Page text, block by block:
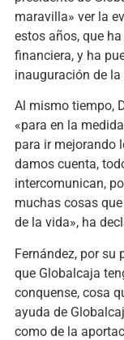
maravilla» ver la
estos años, que
financiera, y ha
inauguración de
Al mismo tiempo,
«para en la
para ir mejorando
damos cuenta,
intercomunican,
muchas cosas
de la vida», ha
Fernández, por su
que Globalcaja
conquense, cosa
ayuda de
como de la